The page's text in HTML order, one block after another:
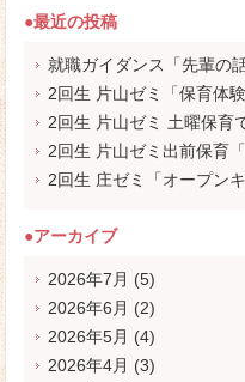
●最近の投稿
就職ガイダンス「先輩の
2回生 片山ゼミ「保育体験
2回生 片山ゼミ 土曜保育
2回生 片山ゼミ出前保育
2回生 庄ゼミ「オープン
●アーカイブ
2026年7月 (5)
2026年6月 (2)
2026年5月 (4)
2026年4月 (3)